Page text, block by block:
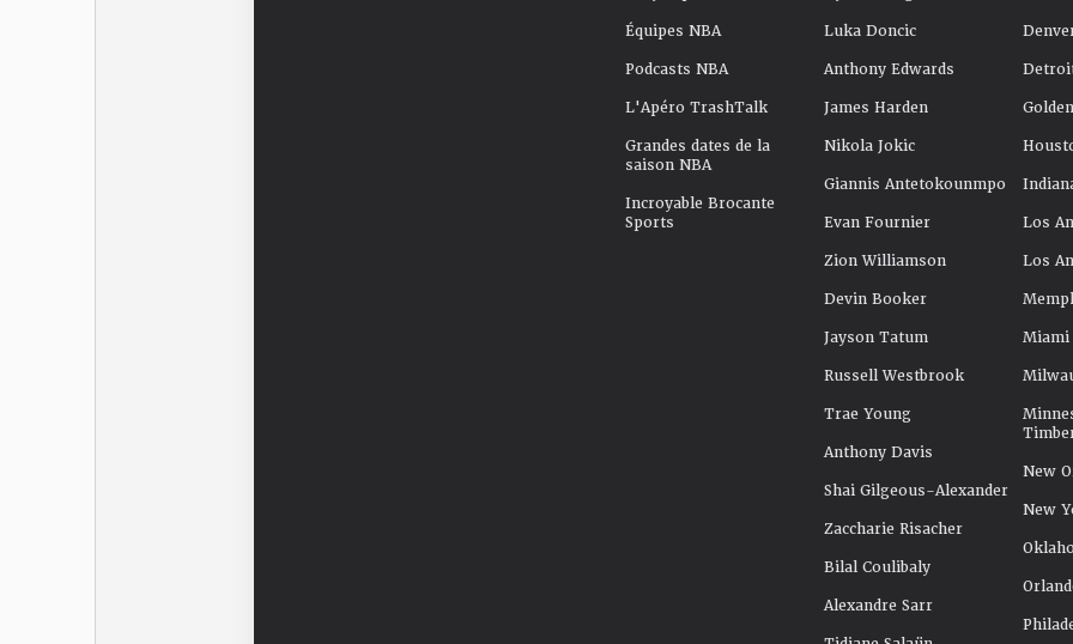
Équipes NBA
Podcasts NBA
L'Apéro TrashTalk
Grandes dates de la
saison NBA
Incroyable Brocante
Sports
Luka Doncic
Anthony Edwards
James Harden
Nikola Jokic
Giannis Antetokounmpo
Evan Fournier
Zion Williamson
Devin Booker
Jayson Tatum
Russell Westbrook
Trae Young
Anthony Davis
Shai Gilgeous-Alexander
Zaccharie Risacher
Bilal Coulibaly
Alexandre Sarr
Los
Los
Miami
New
New